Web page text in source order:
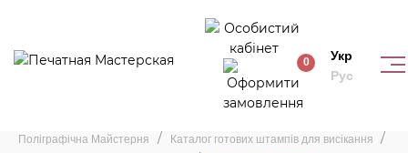
0
Укр
Рус
Штамп «Листівка з віконцем»
Поліграфічна Майстерня
Каталог готових штампів для висікання